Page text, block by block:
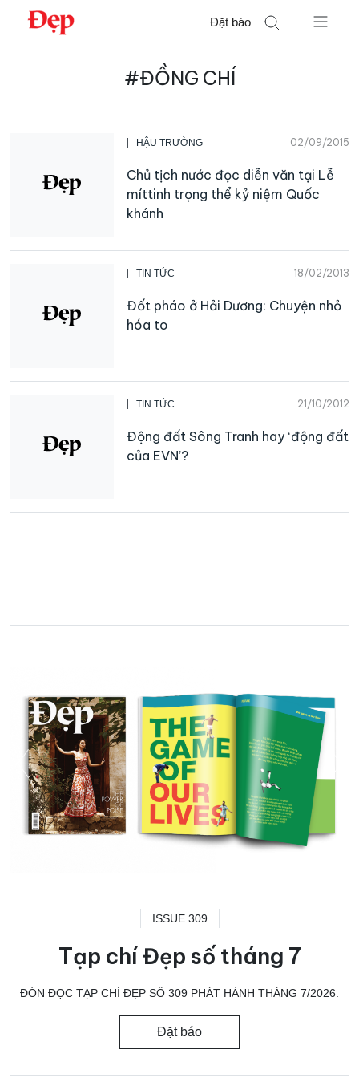
Chuyển
Đặt báo
#ĐỒNG CHÍ
HẬU TRƯỜNG 02/09/2015
Chủ tịch nước đọc diễn văn tại Lễ
míttinh trọng thể kỷ niệm Quốc
khánh
TIN TỨC 18/02/2013
Đốt pháo ở Hải Dương: Chuyện nhỏ
hóa to
TIN TỨC 21/10/2012
Động đất Sông Tranh hay ‘động đất
của EVN’?
ISSUE 309
Tạp chí Đẹp số tháng 7
ĐÓN ĐỌC TẠP CHÍ ĐẸP SỐ 309 PHÁT HÀNH THÁNG 7/2026.
Đặt báo